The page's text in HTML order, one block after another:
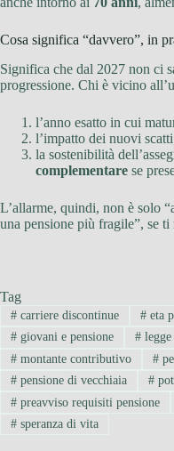
Cosa significa “davvero”, in
Significa che dal 2027 non ci
progressione. Chi è vicino
l’anno esatto in cui
l’impatto dei nuovi
la sostenibilità
complementare se
L’allarme, quindi, non è solo
una pensione più fragile”, se
Tag
#carriere discontinue #eta
#giovani e pensione #legge
#montante contributivo #
#pensione di vecchiaia #
#preavviso requisiti pensione
#speranza di vita